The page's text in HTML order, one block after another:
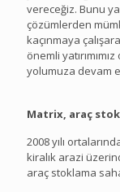
vereceğiz. Bunu
çözümlerden
kaçınmaya
önemli
yolumuza devam
Matrix, araç
2008 yılı
kiralık arazi
araç stoklama